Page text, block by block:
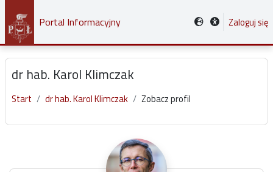
Przejdź do głównej zawartości
Portal Informacyjny Zaloguj się
dr hab. Karol Klimczak
Start dr hab. Karol Klimczak Zobacz profil